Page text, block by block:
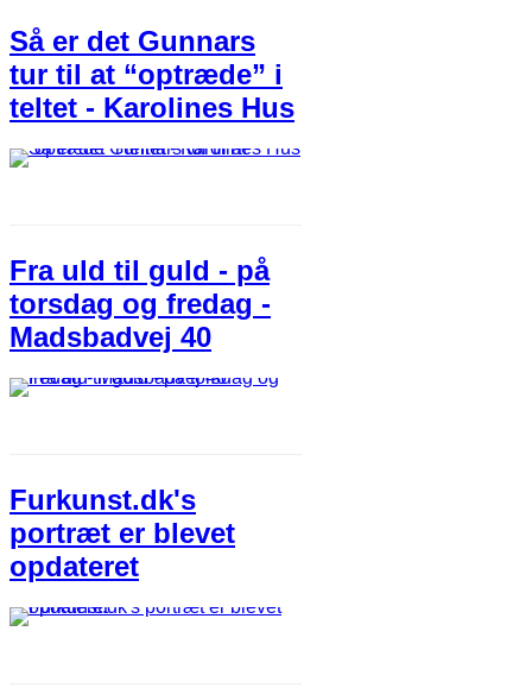
Så er det Gunnars
tur til at “optræde” i
teltet - Karolines Hus
Fra uld til guld - på
torsdag og fredag -
Madsbadvej 40
Furkunst.dk's
portræt er blevet
opdateret